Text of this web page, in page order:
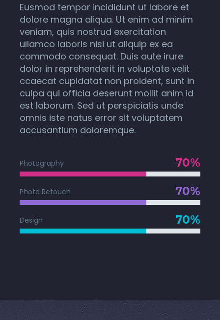
Eusmod tempor incididunt ut labore et
dolore magna aliqua. Ut enim ad minim
veniam, quis nostrud exercitation
ullamco laboris nisi ut aliquip ex ea
commodo consequat. Duis aute irure
dolor in reprehenderit in voluptate velit
ccaecat cupidatat non proident, sunt in
culpa qui officia deserunt mollit anim id
est laborum. Sed ut perspiciatis unde
omnis iste natus error sit voluptatem
accusantium doloremque.
Photography 70%
Photo Retouch 70%
Design 70%